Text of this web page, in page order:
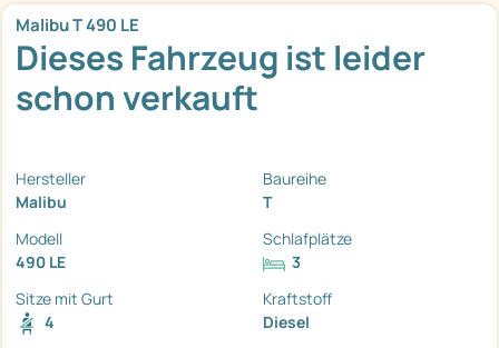
Malibu T 490 LE
Dieses Fahrzeug ist leider
schon verkauft
Hersteller
Malibu
Baureihe
T
Modell
490 LE
Schlafplätze
3
Sitze mit Gurt
4
Kraftstoff
Diesel